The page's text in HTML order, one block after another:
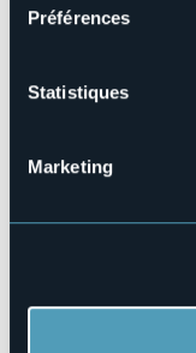
Préférences
Statistiques
Marketing
Via La Rondola,
28862 - La Rondola